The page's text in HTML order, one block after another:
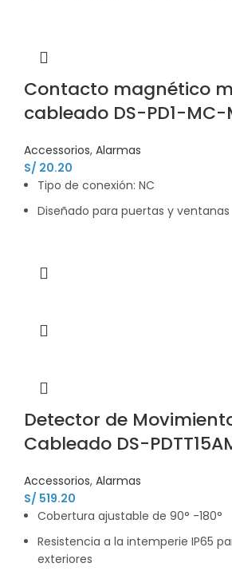
Contacto magnético
cableado DS-PD1-MC-
Accessorios, Alarmas
S/ 20.20
Tipo de conexión: NC
Diseñado para puertas y ventanas
Detector de
Cableado DS-
Accessorios, Alarmas
S/ 519.20
Cobertura ajustable de 90° -180°
Resistencia a la intemperie IP65
exteriores